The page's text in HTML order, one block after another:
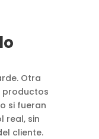
Otra
productos
si fueran
real, sin
cliente.